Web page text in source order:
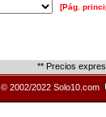
[Pág.
** Precios
© 2002/2022 Solo10.com